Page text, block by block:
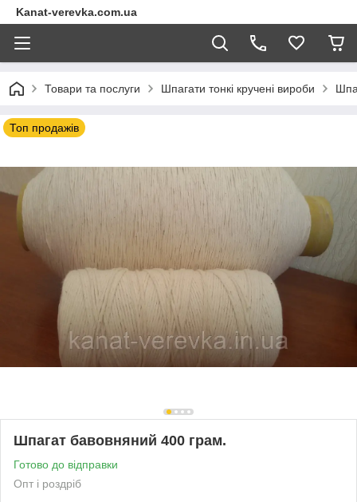
Kanat-verevka.com.ua
Товари та послуги Шпагати тонкі кручені вироби
Топ продажів
Шпагат бавовняний 400 грам.
Готово до відправки
Опт і роздріб